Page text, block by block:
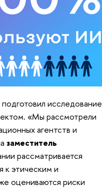
исследование
«Мы рассмотрели
агентств и
заместитель
рассматривается
к этическим и
оцениваются риски